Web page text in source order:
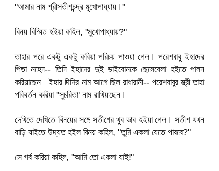
"আমার নাম শ্রীসতীশচন্দ্র মুখোপাধ্যায়।"
বিনয় বিস্মিত হইয়া কহিল, "মুখোপাধ্যায়?"
তাহার পরে একটু একটু করিয়া পরিচয় পাওয়া গেল। পরেশবাবু ইহাদের
পিতা নহেন-- তিনি ইহাদের দুই ভাইবোনকে ছেলেবেলা হইতে পালন
করিয়াছেন। ইহার দিদির নাম আগে ছিল রাধারানী-- পরেশবাবুর স্ত্রী তাহা
পরিবর্তন করিয়া "সুচরিতা' নাম রাখিয়াছেন।
দেখিতে দেখিতে বিনয়ের সঙ্গে সতীশের খুব ভাব হইয়া গেল। সতীশ যখন
বাড়ি যাইতে উদ্যত হইল বিনয় কহিল, "তুমি একলা যেতে পারবে?"
সে গর্ব করিয়া কহিল, "আমি তো একলা যাই!"